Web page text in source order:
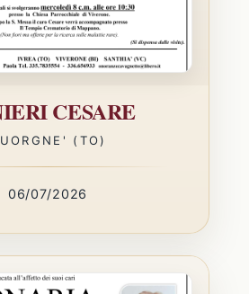
CESARE
(TO)
06/07/2026